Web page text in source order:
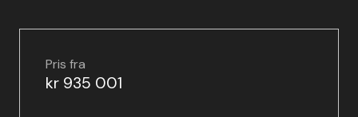
Pris fra
kr 935 001